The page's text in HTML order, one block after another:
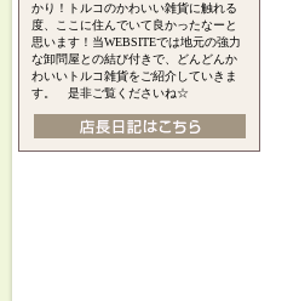
かり！トルコのかわいい雑貨に触れる
度、ここに住んでいて良かったなーと
思います！当WEBSITEでは地元の強力
な卸問屋との結び付きで、どんどんか
わいいトルコ雑貨をご紹介していきま
す。 是非ご覧くださいね☆